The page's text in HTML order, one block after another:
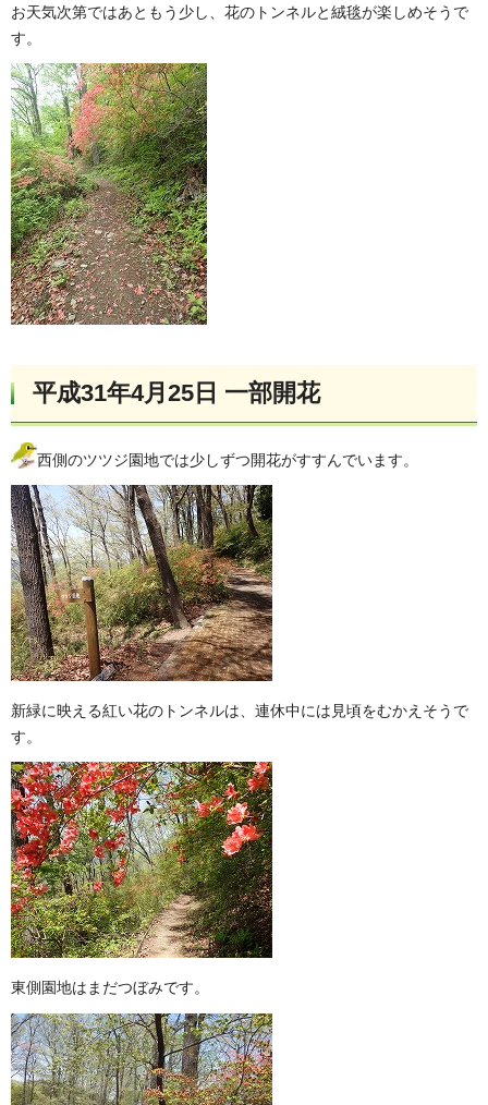
お天気次第ではあともう少し、花のトンネルと絨毯が楽しめそうで
す。
平成31年4月25日 一部開花
西側のツツジ園地では少しずつ開花がすすんでいます。
新緑に映える紅い花のトンネルは、連休中には見頃をむかえそうで
す。
東側園地はまだつぼみです。